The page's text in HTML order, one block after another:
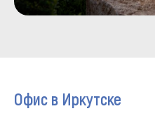
Офис в Иркутске